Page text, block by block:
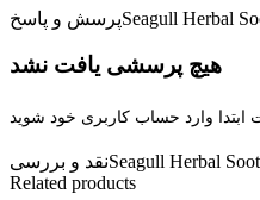
پرسش و پاسخSeagull Herbal
هیچ پرسشی یافت نشد
وارد حساب کاربری خود شوید
نقد و بررسیSeagull Herbal
Related products